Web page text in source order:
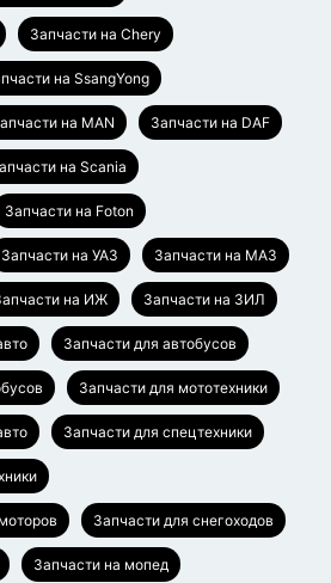
Запчасти на Chery
на SsangYong
на MAN Запчасти на DAF
на Scania
Запчасти на Foton
Запчасти на УАЗ Запчасти на МАЗ
на ИЖ Запчасти на ЗИЛ
Запчасти для автобусов
Запчасти для мототехники
Запчасти для спецтехники
Запчасти для снегоходов
Запчасти на мопед